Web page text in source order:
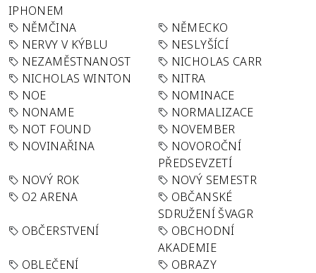
IPHONEM
NĚMČINA
NĚMECKO
NERVY V KÝBLU
NESLYŠÍCÍ
NEZAMĚSTNANOST
NICHOLAS CARR
NICHOLAS WINTON
NITRA
NOE
NOMINACE
NONAME
NORMALIZACE
NOT FOUND
NOVEMBER
NOVINAŘINA
NOVOROČNÍ
PŘEDSEVZETÍ
NOVÝ ROK
NOVÝ SEMESTR
O2 ARENA
OBČANSKÉ
SDRUŽENÍ ŠVAGR
OBČERSTVENÍ
OBCHODNÍ
AKADEMIE
OBLEČENÍ
OBRAZY